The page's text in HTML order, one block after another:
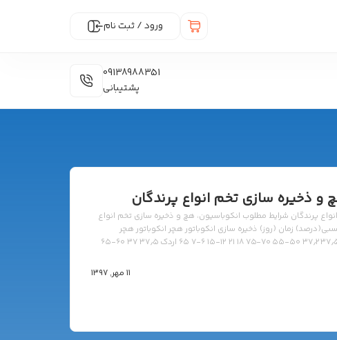
ورود / ثبت نام
09138988351
پشتیبانی
ذخیره سازی تخم انواع پرندگان
پرندگان شرایط مطلوب انکوباسیون، هچ و ذخیره سازی تخم انواع
زمان (روز) ذخیره سازی انکوباتور هچر انکوباتور هچر
انکوباتور کل دوره درجه(c) روز رطوبت (درصد) مرغ ۳۷٫۵ ۳۷٫۲ ۵۰-۵۵ ۷۰-۷۵ ۱۸ ۲۱ ۱۲-۱۵ ۶-۷ ۶۵ اردک ۳۷٫۵ ۳۷ ۶۰-۶۵
*۲۷-۲۸ *۳۰-۳۱ ۱۰-۱۵ ۴-۵ ۷۰ قو ۳۷٫۵ ۳۷٫۲ ۵۵ ۷۵ *۲۶-۳۲ *۳۰-۳۶ — — — بوقلمون ۳۷٫۵ ۳۷ ۵۵ ۷۵ ۲۵ ۲۸ —
11 مهر, 1397